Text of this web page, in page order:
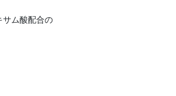
ム酸配合の